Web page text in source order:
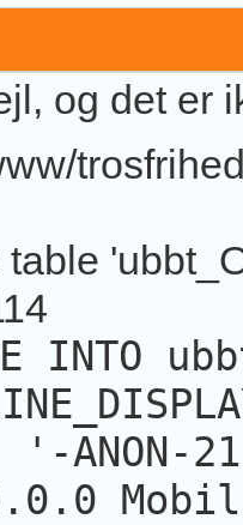
og det
table
INTO
, '-